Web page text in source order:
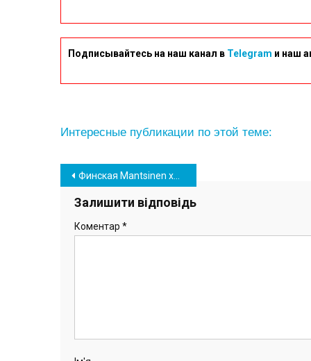
Подписывайтесь на наш канал в Telegram и наш
Интересные публикации по этой теме:
Навігація
записів
Финская Mantsinen хочет поставить МТП «Южный» портальные краны за 291 млн гривен
Залишити відповідь
Коментар *